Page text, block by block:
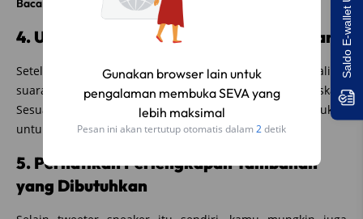
Gunakan browser lain untuk
pengalaman membuka SEVA yang
lebih maksimal
Pesan ini akan tertutup otomatis dalam 2detik
Baca Juga: Pemilihan Kamera Mundur untuk Innova Zenix
4. Uji Kualitas Suara Setelah Pemasangan
Setelah tweeter speaker terpasang, lakukan uji kualitas
suara untuk memastikan bahwa hasilnya memuaskan.
Sesuaikan pengaturan audio mobil kamu jika diperlukan
untuk mendapatkan kualitas suara yang terbaik.
5. Perhatikan Perlengkapan Tambahan
yang Dibutuhkan